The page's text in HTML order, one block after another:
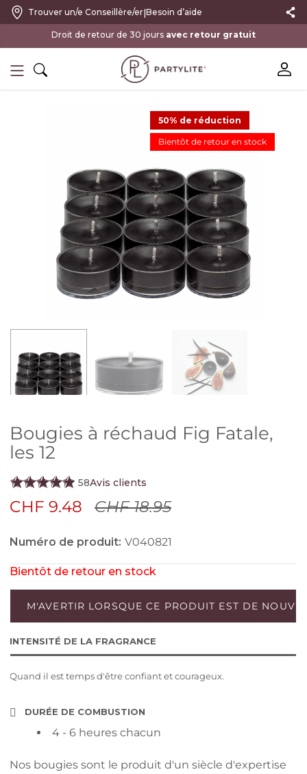
Trouver un/e Conseillère/er|Besoin d’aide
avec retour gratuit
50% de réduction
Bientôt de retour en stock
Bougies à réchaud Fig Fatale,
les 12
58Avis clients
CHF 9.48 CHF 18.95
Numéro de produit: V040821
Bientôt de retour en stock
INTENSITÉ DE LA FRAGRANCE
Quand il est temps d'être confiant et courageux.
DURÉE DE COMBUSTION
4 - 6 heures chacun
Nos bougies sont le produit d'un siècle d'expertise